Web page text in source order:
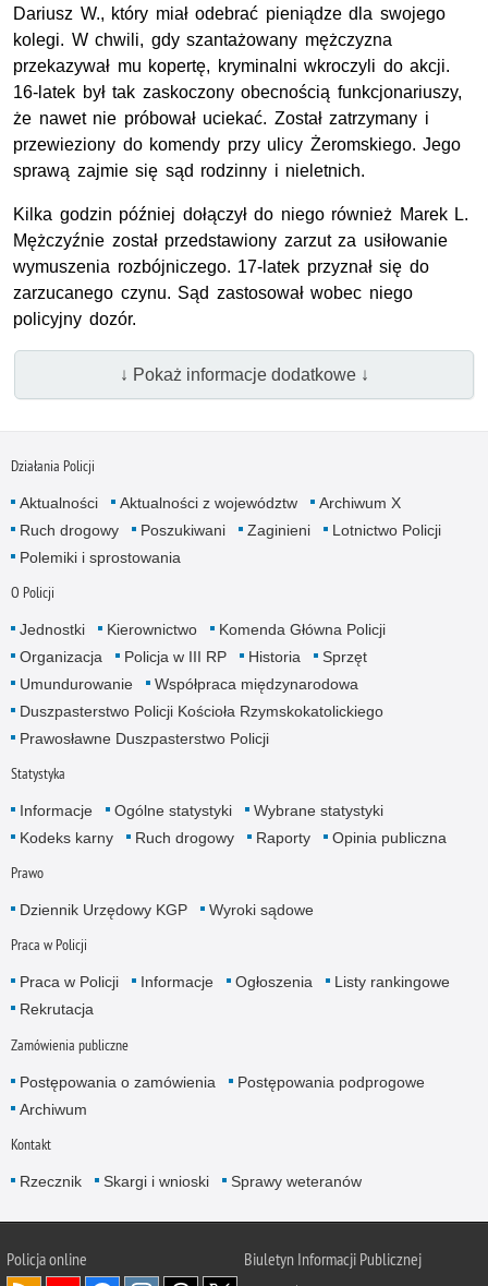
Dariusz W., który miał odebrać pieniądze dla swojego
kolegi. W chwili, gdy szantażowany mężczyzna
przekazywał mu kopertę, kryminalni wkroczyli do akcji.
16-latek był tak zaskoczony obecnością funkcjonariuszy,
że nawet nie próbował uciekać. Został zatrzymany i
przewieziony do komendy przy ulicy Żeromskiego. Jego
sprawą zajmie się sąd rodzinny i nieletnich.
Kilka godzin później dołączył do niego również Marek L.
Mężczyźnie został przedstawiony zarzut za usiłowanie
wymuszenia rozbójniczego. 17-latek przyznał się do
zarzucanego czynu. Sąd zastosował wobec niego
policyjny dozór.
↓ Pokaż informacje dodatkowe ↓
Działania Policji
Aktualności Aktualności z województw
Archiwum X
Ruch drogowy
Poszukiwani Zaginieni
Lotnictwo Policji
Polemiki i sprostowania
O Policji
Jednostki Kierownictwo
Komenda Główna Policji
Organizacja
Policja w III RP Historia
Sprzęt
Umundurowanie
Współpraca międzynarodowa
Duszpasterstwo Policji Kościoła Rzymskokatolickiego
Prawosławne Duszpasterstwo Policji
Statystyka
Informacje Ogólne statystyki
Wybrane statystyki
Kodeks karny
Ruch drogowy Raporty Opinia publiczna
Prawo
Dziennik Urzędowy KGP Wyroki sądowe
Praca w Policji
Praca w Policji Informacje Ogłoszenia
Listy rankingowe
Rekrutacja
Zamówienia publiczne
Postępowania o zamówienia
Postępowania podprogowe
Archiwum
Kontakt
Rzecznik Skargi i wnioski Sprawy weteranów
Policjaonline Biuletyn Informacji Publicznej